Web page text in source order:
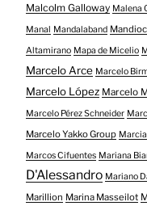
Malcolm Galloway Malena
Manal Mandalaband
Altamirano Mapa de Micelio
Marcelo Arce Marcelo
Marcelo López Marcelo
Marcelo Pérez Schneider
Marcelo Yakko Group
Marcos Cifuentes Mariana
D'Alessandro Mariano
Marillion Marina Masseilot